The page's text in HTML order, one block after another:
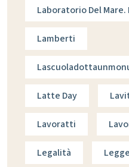
Laboratorio Del
Lamberti
Latte Day
Lavoratti
Legalità Legge